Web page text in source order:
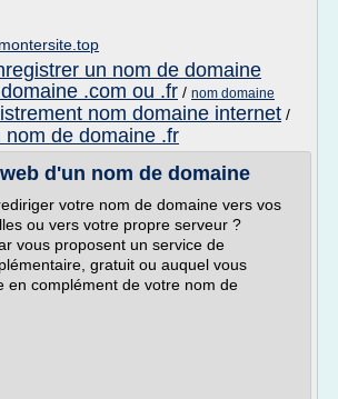
un nom de domaine
.com ou .fr / nom domaine
nom domaine internet /
nom de domaine .fr
d'un nom de domaine
votre nom de domaine vers vos
ou vers votre propre serveur ?
vous proposent un service de
gratuit ou auquel vous
en complément de votre nom de